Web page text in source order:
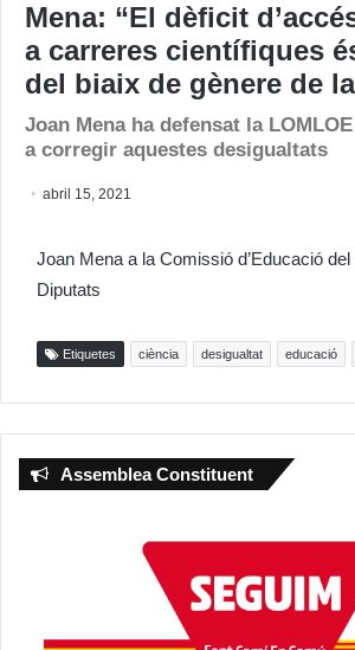
Mena: “El dèficit
a carreres científiques
del biaix de gènere de
Joan Mena ha defensat la
a corregir aquestes desigualtats
abril 15, 2021
Joan Mena a la Comissió d’Educació
Diputats
Etiquetes ciència desigualtat educació
Assemblea Constituent